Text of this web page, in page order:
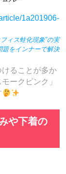
1a201906-
ィス蛙化現象”の実
をインナーで解決
ることが多か
ークピンク」
や下着の